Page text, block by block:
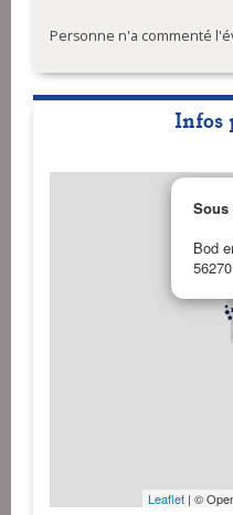
Personne n'a commenté
Infos
Sous
Bod
Leaflet | ©